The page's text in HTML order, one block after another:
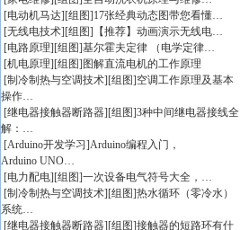
[电动机马达][组图]17张经典动态图带您看懂…
[无线电技术][组图] 【推荐】动画演示无线电…
[电路原理][组图]基尔霍夫定律 （电学定律…
[机电原理][组图] 图解直流电机的工作原理
[制冷制热与空调技术][组图]空调工作原理及基本
操作…
[继电器接触器断路器][组图]3种中间继电器接线全
解：…
[Arduino开发学习 ]Arduino编程入门，
Arduino UNO…
[电力配电][组图]一次设备电气符号大全，…
[制冷制热与空调技术][组图]热水循环（零冷水）
系统…
[继电器接触器断路器][组图]接触器的短路环有什